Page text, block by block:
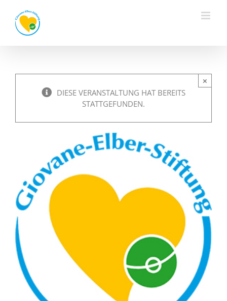
Inhalt
springen
DIESE VERANSTALTUNG HAT BEREITS
STATTGEFUNDEN.
×